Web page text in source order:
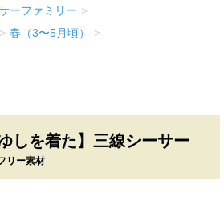
ーファミリー >
> 春（3〜5月頃）
>
しを着た】三線シーサー
リー素材